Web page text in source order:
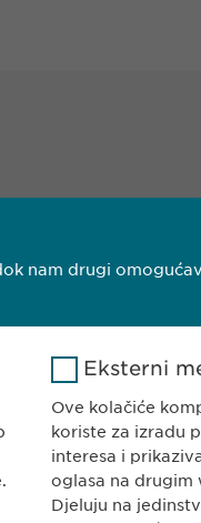
nam drugi
Eksterni
Ove kolačiće
koriste za izradu
interesa i
oglasa na drugim
Djeluju na